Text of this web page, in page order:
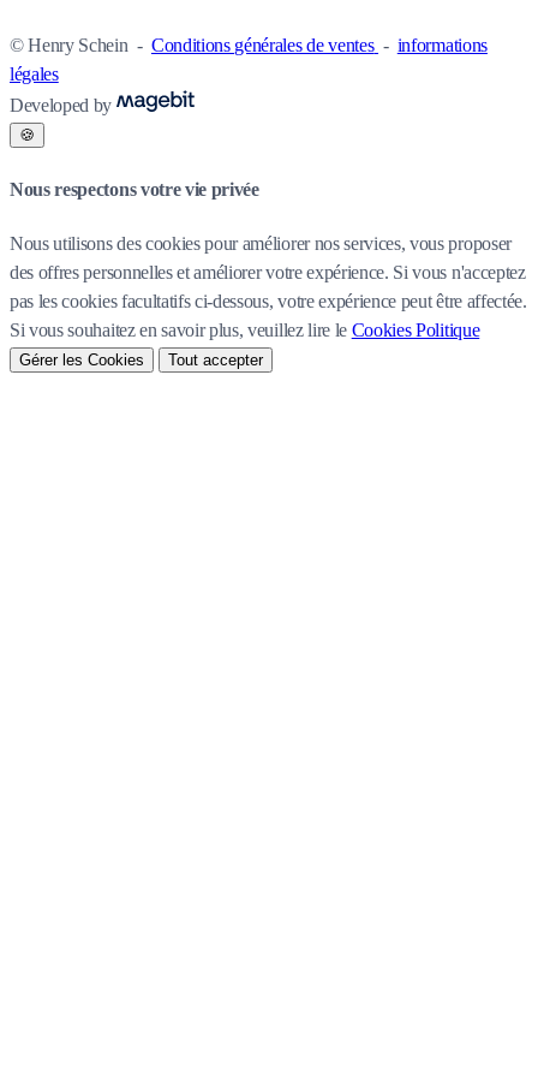
© Henry Schein - Conditions générales de ventes - informations
légales
Developed by
🍪
Nous respectons votre vie privée
Nous utilisons des cookies pour améliorer nos services, vous proposer
des offres personnelles et améliorer votre expérience. Si vous n'acceptez
pas les cookies facultatifs ci-dessous, votre expérience peut être affectée.
Si vous souhaitez en savoir plus, veuillez lire le Cookies Politique
Gérer les Cookies Tout accepter